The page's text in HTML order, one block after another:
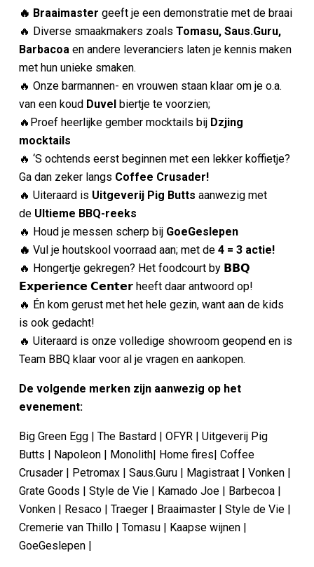
🔥 Braaimaster geeft je een demonstratie met de braai
🔥 Diverse smaakmakers zoals Tomasu, Saus.Guru,
Barbacoa en andere leveranciers laten je kennis maken
met hun unieke smaken.
🔥 Onze barmannen- en vrouwen staan klaar om je o.a.
van een koud Duvelbiertje te voorzien;
🔥Proef heerlijke gember mocktails bij Dzjing
mocktails
🔥 ‘S ochtends eerst beginnen met een lekker koffietje?
Ga dan zeker langs Coffee Crusader!
🔥 Uiteraard is Uitgeverij Pig Butts aanwezig met
de Ultieme BBQ-reeks
🔥 Houd je messen scherp bij GoeGeslepen
🔥 Vul je houtskool voorraad aan; met de 4 = 3 actie!
🔥 Hongertje gekregen? Het foodcourt by 𝗕𝗕𝗤
𝗘𝘅𝗽𝗲𝗿𝗶𝗲𝗻𝗰𝗲 𝗖𝗲𝗻𝘁𝗲𝗿 heeft daar antwoord op!
🔥 Én kom gerust met het hele gezin, want aan de kids
is ook gedacht!
🔥 Uiteraard is onze volledige showroom geopend en is
Team BBQ klaar voor al je vragen en aankopen.
De volgende merken zijn aanwezig op het
evenement:
Big Green Egg | The Bastard | OFYR | Uitgeverij Pig
Butts | Napoleon | Monolith| Home fires| Coffee
Crusader | Petromax | Saus.Guru | Magistraat | Vonken |
Grate Goods | Style de Vie | Kamado Joe | Barbecoa |
Vonken | Resaco | Traeger | Braaimaster | Style de Vie |
Cremerie van Thillo | Tomasu | Kaapse wijnen |
GoeGeslepen |